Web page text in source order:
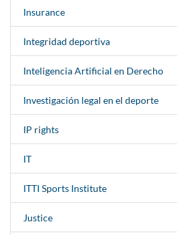
Insurance
Integridad deportiva
Inteligencia Artificial en Derecho
Investigación legal en el deporte
IP rights
IT
ITTI Sports Institute
Justice